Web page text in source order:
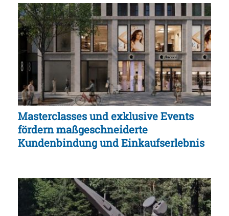
Masterclasses und exklusive Events
fördern maßgeschneiderte
Kundenbindung und Einkaufserlebnis